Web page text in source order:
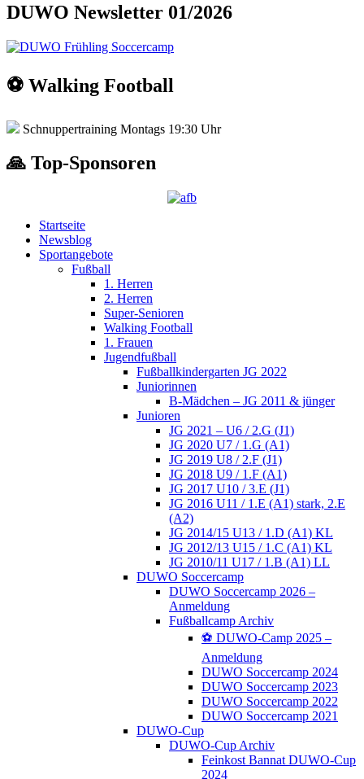
DUWO Newsletter 01/2026
⚽️ Walking Football
Schnuppertraining Montags 19:30 Uhr
🙏 Top-Sponsoren
Startseite
Newsblog
Sportangebote
Fußball
1. Herren
2. Herren
Super-Senioren
Walking Football
1. Frauen
Jugendfußball
Fußballkindergarten JG 2022
Juniorinnen
B-Mädchen – JG 2011 & jünger
Junioren
JG 2021 – U6 / 2.G (J1)
JG 2020 U7 / 1.G (A1)
JG 2019 U8 / 2.F (J1)
JG 2018 U9 / 1.F (A1)
JG 2017 U10 / 3.E (J1)
JG 2016 U11 / 1.E (A1) stark, 2.E
(A2)
JG 2014/15 U13 / 1.D (A1) KL
JG 2012/13 U15 / 1.C (A1) KL
JG 2010/11 U17 / 1.B (A1) LL
DUWO Soccercamp
DUWO Soccercamp 2026 –
Anmeldung
Fußballcamp Archiv
⚽️ DUWO-Camp 2025 –
Anmeldung
DUWO Soccercamp 2024
DUWO Soccercamp 2023
DUWO Soccercamp 2022
DUWO Soccercamp 2021
DUWO-Cup
DUWO-Cup Archiv
Feinkost Bannat DUWO-Cup
2024